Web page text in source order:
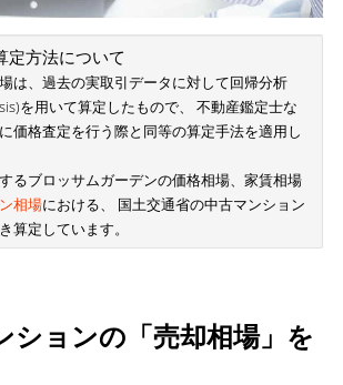
定方法について
は、過去の実取引データに対して回帰分析
を用いて算定したもので、 不動産鑑定士な
価格査定を行う際と同等の算定手法を適用し
るブロッサムガーデンの価格相場、家賃相場
相場における、 国土交通省の中古マンション
算定しています。
ションの「売却相場」を